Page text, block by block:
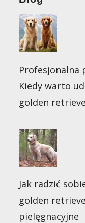
Profesjonalna
Kiedy warto
golden
Jak radzić
golden
pielęgnacyjne